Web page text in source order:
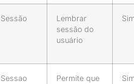
Sessão
Lembrar
sessão do
usuário
Sessao
Permite que